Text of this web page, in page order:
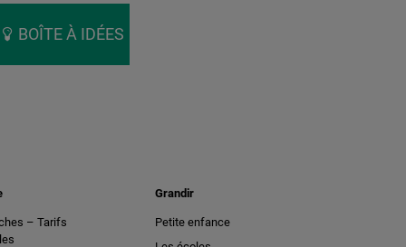
BOÎTE À IDÉES
– Tarifs
Grandir
Petite enfance